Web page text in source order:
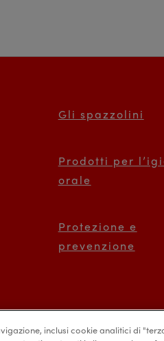
Gli spazzolini
Prodotti per
orale
Protezione e
prevenzione
inclusi cookie analitici di